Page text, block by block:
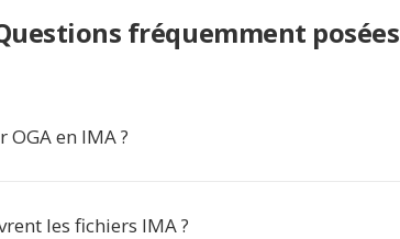
fréquemment posées
en IMA ?
les fichiers IMA ?